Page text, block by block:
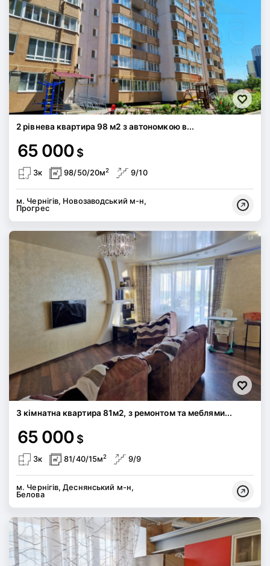
2 рівнева квартира 98 м2 з автономкою в...
65 000 $
3к 98/50/20м2 9/10
м. Чернігів, Новозаводський м-н,
Прогрес
3 кімнатна квартира 81м2, з ремонтом та меблями...
65 000 $
3к 81/40/15м2 9/9
м. Чернігів, Деснянський м-н,
Белова